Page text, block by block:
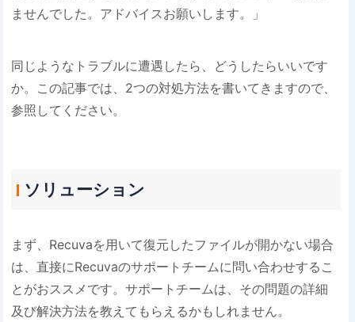
ませんでした。アドバイスお願いします。」
同じようなトラブルに遭遇したら、どうしたらいいです
か。この記事では、2つの対処方法を書いてきますので、
参照してください。
ソリューション
まず、Recuvaを用いて復元したファイルが開かない場合
は、直接にRecuvaのサポートチームに問い合わせするこ
とがおススメです。サポートチームは、その問題の詳細
及び解決方法を教えてもらえるかもしれません。